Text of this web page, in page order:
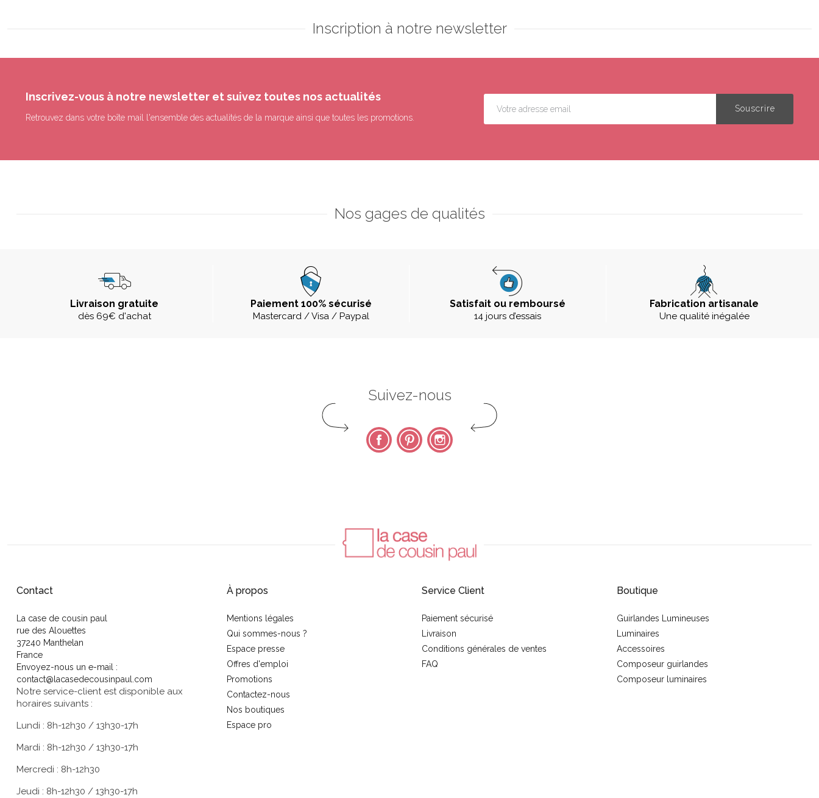
Inscription à notre newsletter
Inscrivez-vous à notre newsletter et suivez toutes nos actualités
Retrouvez dans votre boîte mail l'ensemble des actualités de la marque ainsi que toutes les promotions.
Nos gages de qualités
Livraison gratuite
dès 69€ d'achat
Paiement 100% sécurisé
Mastercard / Visa / Paypal
Satisfait ou remboursé
14 jours d’essais
Fabrication artisanale
Une qualité inégalée
Suivez-nous
FacebookPinterest Instagram
Contact
La case de cousin paul
rue des Alouettes
37240 Manthelan
France
Envoyez-nous un e-mail :
contact@lacasedecousinpaul.com
Notre service-client est disponible aux
horaires suivants :
Lundi : 8h-12h30 / 13h30-17h
Mardi : 8h-12h30 / 13h30-17h
Mercredi : 8h-12h30
Jeudi : 8h-12h30 / 13h30-17h
À propos
Mentions légales
Qui sommes-nous ?
Espace presse
Offres d'emploi
Promotions
Contactez-nous
Nos boutiques
Espace pro
Service Client
Paiement sécurisé
Livraison
Conditions générales de ventes
FAQ
Boutique
Guirlandes Lumineuses
Luminaires
Accessoires
Composeur guirlandes
Composeur luminaires